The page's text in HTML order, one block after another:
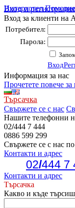
Интерхотел Поморие
Вход и регистрация
Вход за клиенти на
Потребител:
Парола:
Вход
Информация за нас
Прочетете повече за
Търсачка
Свържете се с нас
Нашите телефонни
02/444 7 444
0886 599 299
Свържете се с нас
Контакти и адрес
02/444 7
Контакти и адрес
Търсачка
Какво и къде